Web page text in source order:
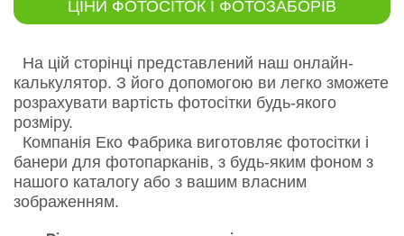
ЦІНИ ФОТОСІТОК І ФОТОЗАБОРІВ
На цій сторінці представлений наш онлайн-
калькулятор. З його допомогою ви легко зможете
розрахувати вартість фотосітки будь-якого
розміру.
Компанія Еко Фабрика виготовляє фотосітки і
банери для фотопарканів, з будь-яким фоном з
нашого каталогу або з вашим власним
зображенням.